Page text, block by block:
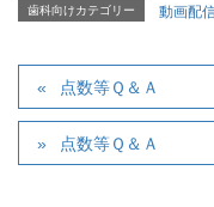
歯科向けカテゴリー 動画配
点数等Ｑ＆Ａ
点数等Ｑ＆Ａ